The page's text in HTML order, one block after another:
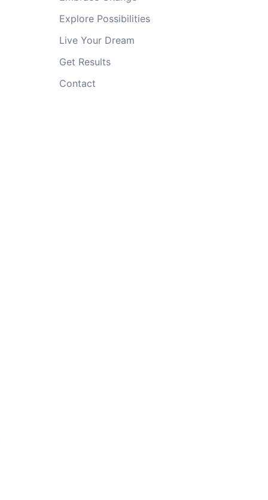
Explore Possibilities
Live Your Dream
Get Results
Contact